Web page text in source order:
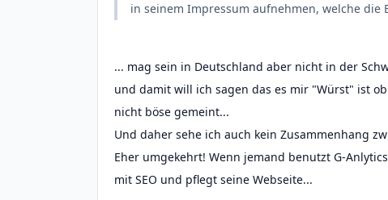
in seinem Impressum aufnehmen, welche die
... mag sein in Deutschland aber nicht in der
und damit will ich sagen das es mir "Würst" ist
nicht böse gemeint...
Und daher sehe ich auch kein Zusammenhang
Eher umgekehrt! Wenn jemand benutzt G-
mit SEO und pflegt seine Webseite...